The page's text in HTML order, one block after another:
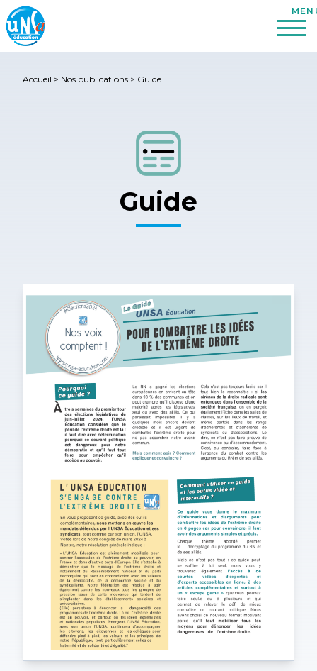
Accueil > Nos publications > Guide
Guide